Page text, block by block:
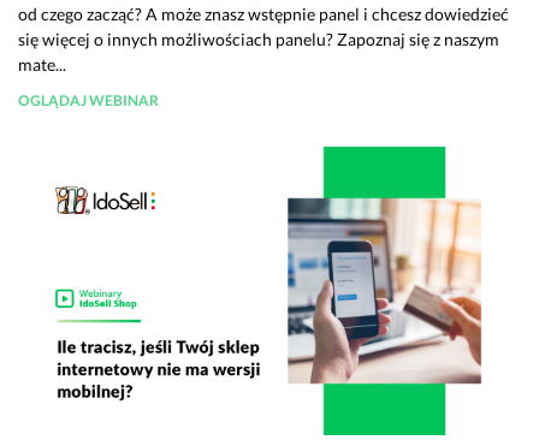
od czego zacząć? A może znasz wstępnie panel i chcesz dowiedzieć
się więcej o innych możliwościach panelu? Zapoznaj się z naszym
mate...
OGLĄDAJ WEBINAR